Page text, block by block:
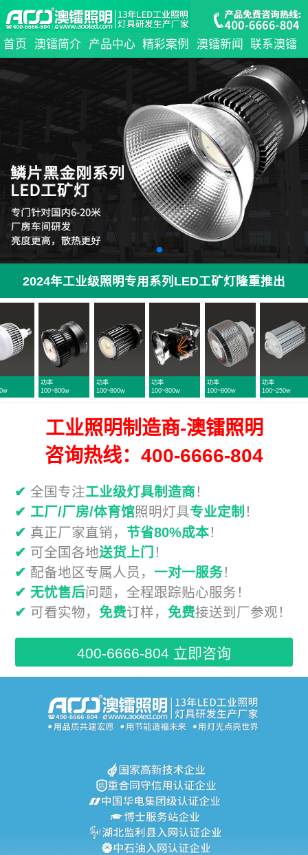
首页 澳镭简介 产品中心 精彩案例 澳镭新闻 联系澳镭
2024年工业级照明专用系列LED工矿灯隆重推出
100~800w
100~800w
100~800w
100~250w
50~300w
工业照明制造商-澳镭照明
咨询热线：400-6666-804
✔ 全国专注工业级灯具制造商！
✔ 工厂/厂房/体育馆照明灯具专业定制 ！
✔ 真正厂家直销， 节省80%成本！
✔ 可全国各地送货上门 ！
✔ 配备地区专属人员， 一对一服务！
✔ 无忧售后问题，全程跟踪贴心服务！
✔ 可看实物， 免费订样， 免费接送到厂参观！
400-6666-804 立即咨询